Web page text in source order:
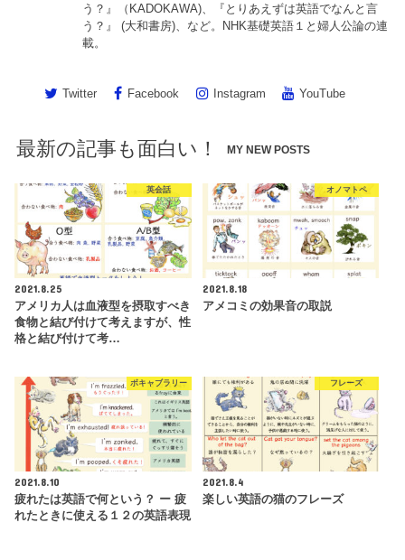
う？』（KADOKAWA)、『とりあえずは英語でなんと言
う？』 (大和書房)、など。NHK基礎英語１と婦人公論の連
載。
Twitter Facebook Instagram YouTube
最新の記事も面白い！ MY NEW POSTS
英会話
2021.8.25
アメリカ人は血液型を摂取すべき
食物と結び付けて考えますが、性
格と結び付けて考…
オノマトペ
2021.8.18
アメコミの効果音の取説
ボキャブラリー
2021.8.10
疲れたは英語で何という？ ー 疲
れたときに使える１２の英語表現
フレーズ
2021.8.4
楽しい英語の猫のフレーズ